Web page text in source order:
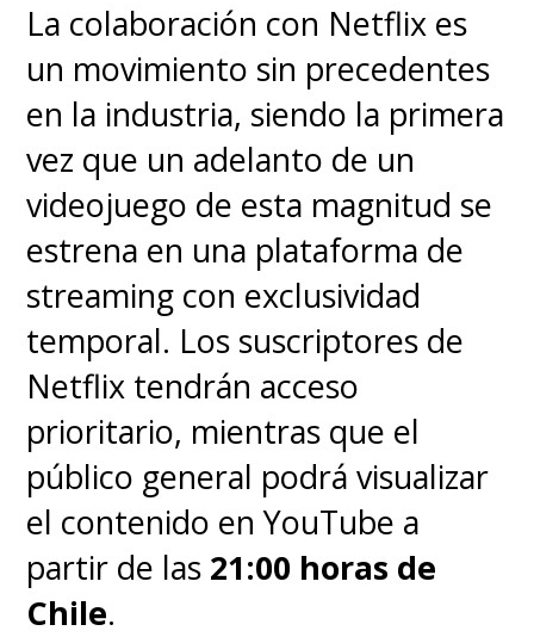
La colaboración con Netflix es
un movimiento sin precedentes
en la industria, siendo la primera
vez que un adelanto de un
videojuego de esta magnitud se
estrena en una plataforma de
streaming con exclusividad
temporal. Los suscriptores de
Netflix tendrán acceso
prioritario, mientras que el
público general podrá visualizar
el contenido en YouTube a
partir de las 21:00 horas de
Chile.